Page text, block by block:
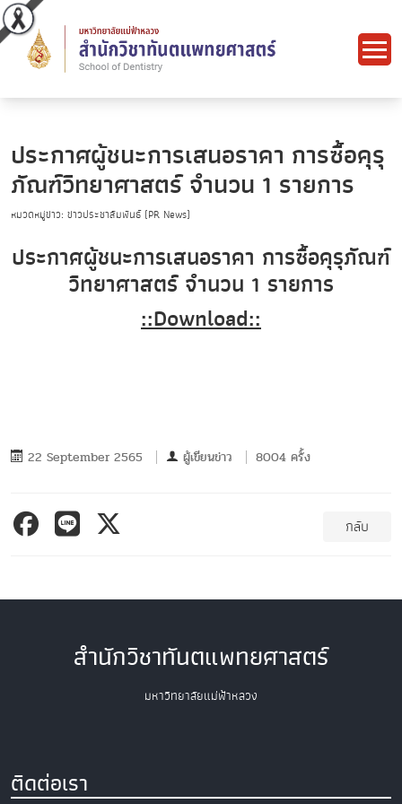
ประกาศผู้ชนะการเสนอราคา การซื้อคุรุ
ภัณฑ์วิทยาศาสตร์ จำนวน 1 รายการ
หมวดหมู่ข่าว: ข่าวประชาสัมพันธ์ (PR News)
ประกาศผู้ชนะการเสนอราคา การซื้อคุรุภัณฑ์
วิทยาศาสตร์ จำนวน 1 รายการ
::Download::
22 September 2565 ผู้เขียนข่าว 8004 ครั้ง
กลับ
สำนักวิชาทันตแพทยศาสตร์
มหาวิทยาลัยแม่ฟ้าหลวง
ติดต่อเรา